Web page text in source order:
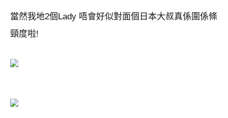
當然我地2個Lady 唔會好似對面個日本大叔真係圍係條
頸度啦!